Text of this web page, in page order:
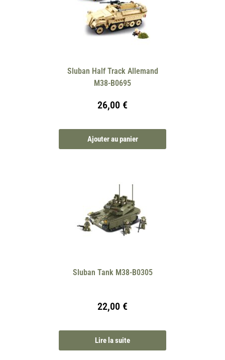
Sluban Half Track Allemand
M38-B0695
26,00 €
Ajouter au panier
Sluban Tank M38-B0305
22,00 €
Lire la suite